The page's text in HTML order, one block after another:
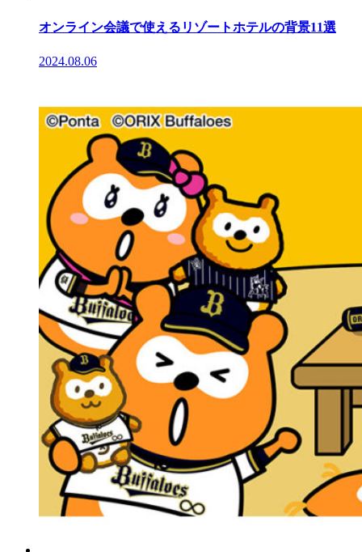
オンライン会議で使えるリゾートホテルの背景11選
2024.08.06